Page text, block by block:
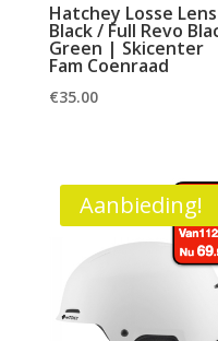
Hatchey Losse Lens
Black / Full Revo
Green | Skicenter
Fam Coenraad
€35.00
Aanbieding!